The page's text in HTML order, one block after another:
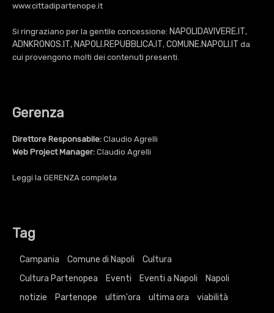
www.cittadipartenope.it
Si ringraziano per la gentile concessione: NAPOLIDAVIVERE.IT,
ADNKRONOS.IT, NAPOLI.REPUBBLICA.IT, COMUNE.NAPOLI.IT da
cui provengono molti dei contenuti presenti.
Gerenza
Direttore Responsabile: Claudio Agrelli
Web Project Manager: Claudio Agrelli
Leggi la GERENZA completa
Tag
Campania Comune di Napoli
Cultura
Cultura Partenopea
Eventi Eventi a Napoli
Napoli
notizie
Partenope ultim'ora ultima ora viabilità